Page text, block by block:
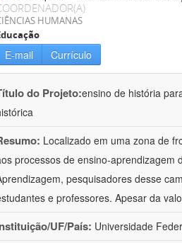
HUMANAS
E-mail Currículo
do Projeto:ensino de história
Localizado em uma zona de
processos de ensino-aprendizagem
pesquisadores desse
e professores. Apesar da
UF/País: Universidade